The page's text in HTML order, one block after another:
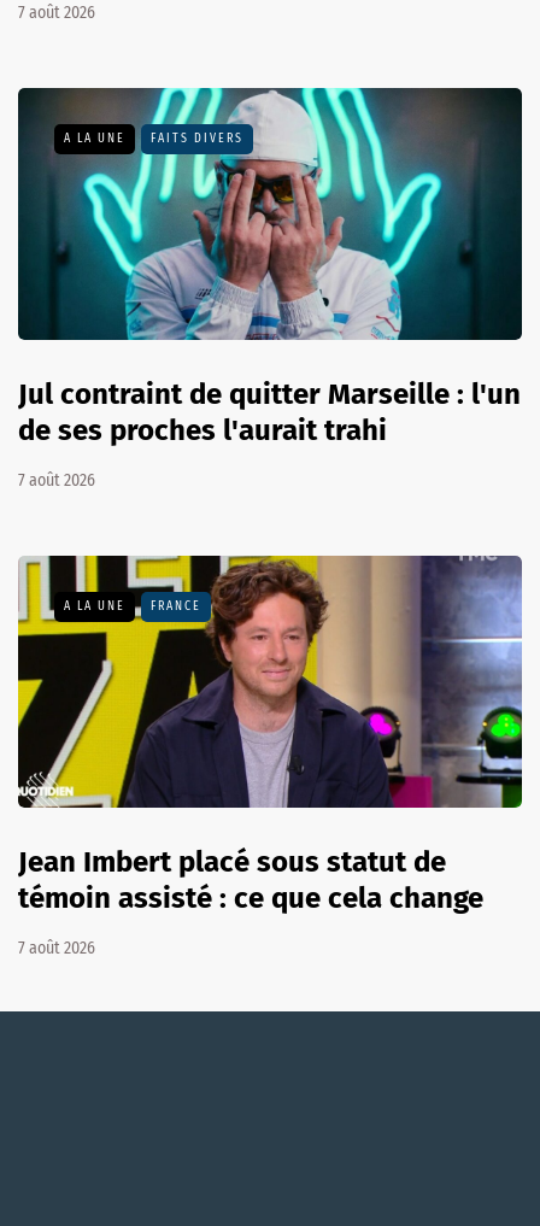
7 août 2026
A LA UNE FAITS DIVERS
Jul contraint de quitter Marseille : l'un
de ses proches l'aurait trahi
7 août 2026
A LA UNE FRANCE
Jean Imbert placé sous statut de
témoin assisté : ce que cela change
7 août 2026